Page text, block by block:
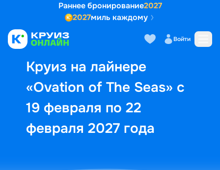
Раннее бронирование2027
2027миль каждому
Войти
Круиз на лайнере
«Ovation of The Seas» с
19 февраля по 22
февраля 2027 года
Выбор кают Маршрут и